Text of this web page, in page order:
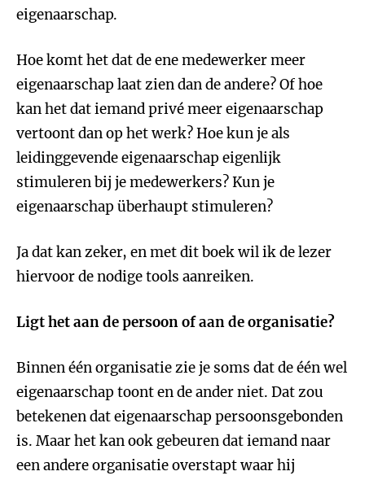
eigenaarschap.
Hoe komt het dat de ene medewerker meer
eigenaarschap laat zien dan de andere? Of hoe
kan het dat iemand privé meer eigenaarschap
vertoont dan op het werk? Hoe kun je als
leidinggevende eigenaarschap eigenlijk
stimuleren bij je medewerkers? Kun je
eigenaarschap überhaupt stimuleren?
Ja dat kan zeker, en met dit boek wil ik de lezer
hiervoor de nodige tools aanreiken.
Ligt het aan de persoon of aan de organisatie?
Binnen één organisatie zie je soms dat de één wel
eigenaarschap toont en de ander niet. Dat zou
betekenen dat eigenaarschap persoonsgebonden
is. Maar het kan ook gebeuren dat iemand naar
een andere organisatie overstapt waar hij